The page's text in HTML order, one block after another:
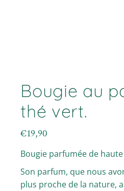
Bougie au
thé vert.
€19,90
Bougie parfumée de
Son parfum, que nous
plus proche de la nature,